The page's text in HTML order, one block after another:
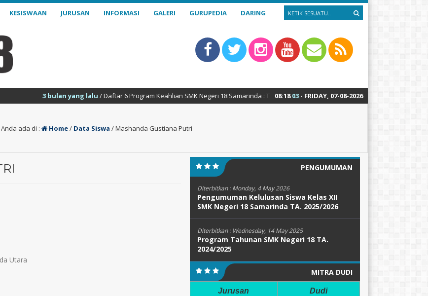
KESISWAAN JURUSAN INFORMASI GALERI GURUPEDIA DARING
08:18 04 - FRIDAY, 07-08-2026
3 bulan yang lalu/ Daftar 6 Program Keahlian SMK Negeri 18 Samarinda : Teknik Alat Berat – Teknik Sepeda Motor – Teknik Kendaraan
Anda ada di : Home/ Data Siswa /Mashanda Gustiana Putri
Utara
PENGUMUMAN
Diterbitkan :Monday, 4 May 2026
Pengumuman Kelulusan Siswa Kelas XII
SMK Negeri 18 Samarinda TA. 2025/2026
Diterbitkan : Wednesday, 14 May 2025
Program Tahunan SMK Negeri 18 TA.
2024/2025
MITRA DUDI
Jurusan Dudi